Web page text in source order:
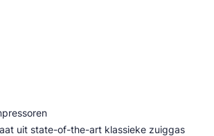
uit state-of-the-art klassieke zuiggas